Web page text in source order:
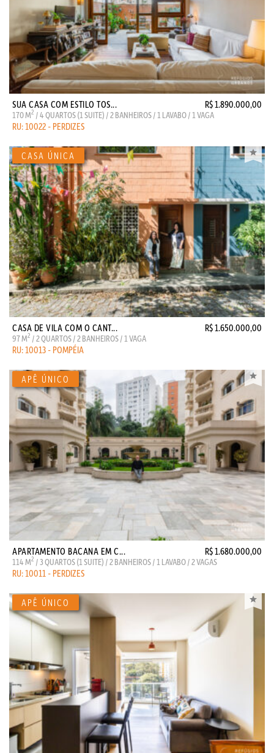
SUA CASA COM ESTILO TOS... R$ 1.890.000,00
170 M2 / 4 QUARTOS (1 SUITE) / 2 BANHEIROS / 1 LAVABO / 1 VAGA
RU: 10022 - PERDIZES
CASA DE VILA COM O CANT... R$ 1.650.000,00
97 M2 / 2 QUARTOS / 2 BANHEIROS / 1 VAGA
RU: 10013 - POMPÉIA
APARTAMENTO BACANA EM C... R$ 1.680.000,00
114 M2 / 3 QUARTOS (1 SUITE) / 2 BANHEIROS / 1 LAVABO / 2 VAGAS
RU: 10011 - PERDIZES